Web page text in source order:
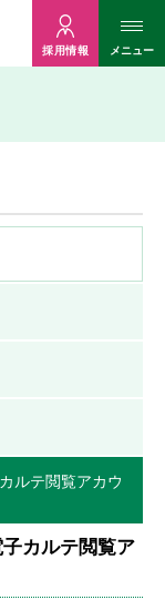
採用情報 メニュー
ルテ閲覧アカウ
カルテ閲覧ア